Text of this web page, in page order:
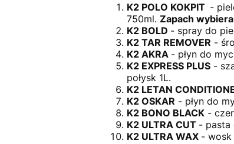
K2 POLO KOKPIT -
750ml. Zapach
K2 BOLD - spray do
K2 TAR REMOVER -
K2 AKRA - płyn do
K2 EXPRESS PLUS-
połysk 1L.
K2 LETAN
K2 OSKAR - płyn do
K2 BONO BLACK-
K2 ULTRA CUT - pasta
K2 ULTRA WAX - wosk